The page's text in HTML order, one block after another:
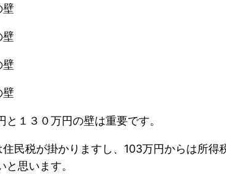
壁
壁
壁
壁
と１３０万円の壁は重要です。
民税が掛かりますし、103万円からは所
と思います。